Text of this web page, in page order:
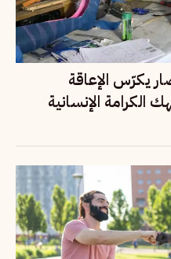
يكرّس الإعاقة
الإنسانية